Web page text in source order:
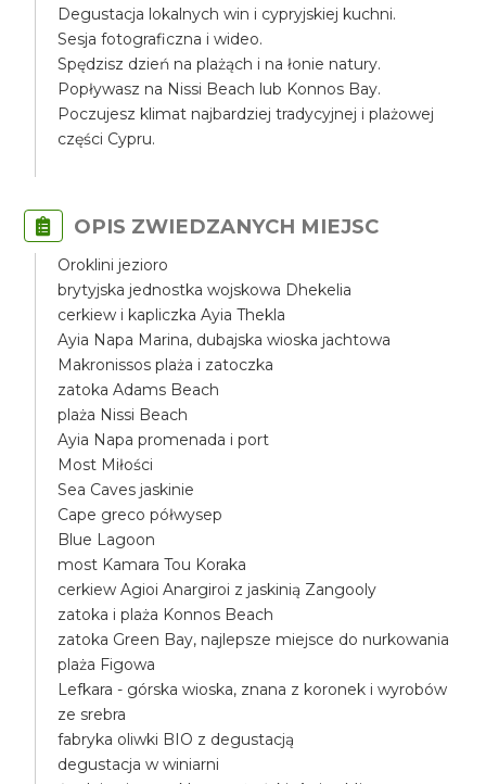
Degustacja lokalnych win i cypryjskiej kuchni.
Sesja fotograficzna i wideo.
Spędzisz dzień na plażąch i na łonie natury.
Popływasz na Nissi Beach lub Konnos Bay.
Poczujesz klimat najbardziej tradycyjnej i plażowej
części Cypru.
OPIS ZWIEDZANYCH MIEJSC
Oroklini jezioro
brytyjska jednostka wojskowa Dhekelia
cerkiew i kapliczka Ayia Thekla
Ayia Napa Marina, dubajska wioska jachtowa
Makronissos plaża i zatoczka
zatoka Adams Beach
plaża Nissi Beach
Ayia Napa promenada i port
Most Miłości
Sea Caves jaskinie
Cape greco półwysep
Blue Lagoon
most Kamara Tou Koraka
cerkiew Agioi Anargiroi z jaskinią Zangooly
zatoka i plaża Konnos Beach
zatoka Green Bay, najlepsze miejsce do nurkowania
plaża Figowa
Lefkara - górska wioska, znana z koronek i wyrobów
ze srebra
fabryka oliwki BIO z degustacją
degustacja w winiarni